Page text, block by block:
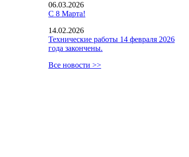
06.03.2026
С 8 Марта!
14.02.2026
Технические работы 14 февраля 2026
года закончены.
Все новости >>